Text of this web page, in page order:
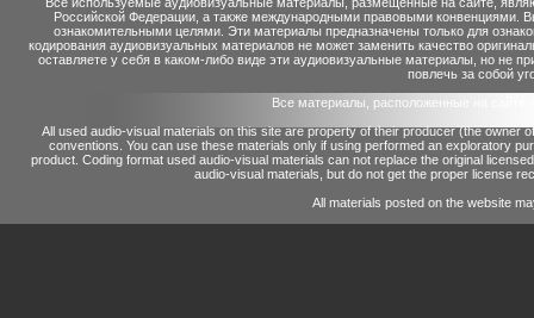
Российской Федерации, а также международными правовыми конвенциями.
ознакомительными целями. Эти материалы предназначены только для
кодирования аудиовизуальных материалов не может заменить качество
оставляете у себя в каком-либо виде эти аудиовизуальные материалы, но не
повлечь за собой
Все материалы, расположенные на сайте
All used audio-visual materials on this site are property of their producer (the owner
conventions. You can use these materials only if using performed an exploratory
product. Coding format used audio-visual materials can not replace the original
audio-visual materials, but do not get the proper license
All materials posted on the website